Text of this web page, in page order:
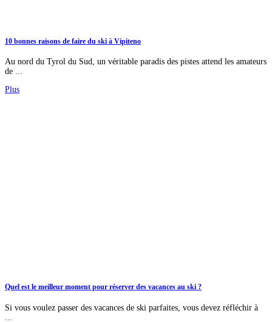
10 bonnes raisons de faire du ski à Vipiteno
Au nord du Tyrol du Sud, un véritable paradis des pistes attend les amateurs
de ...
Plus
Quel est le meilleur moment pour réserver des vacances au ski ?
Si vous voulez passer des vacances de ski parfaites, vous devez réfléchir à